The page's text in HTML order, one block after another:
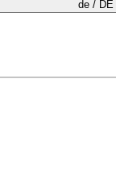
de / DE